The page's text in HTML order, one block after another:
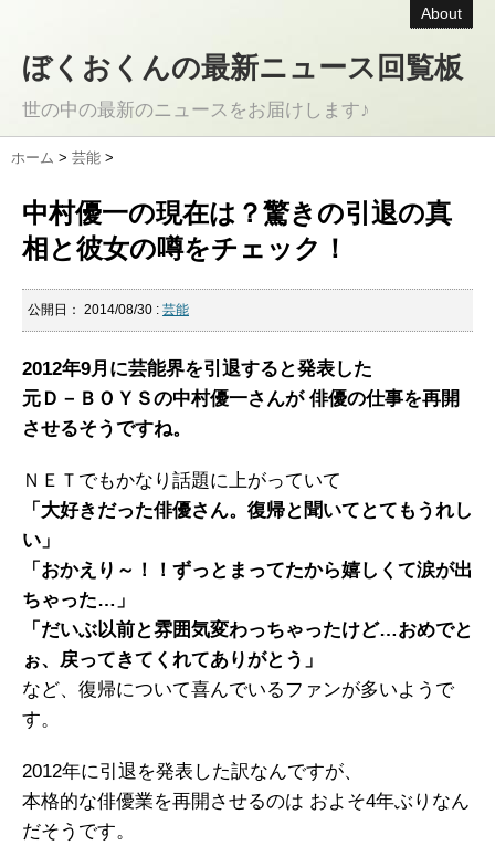
About
ぼくおくんの最新ニュース回覧板
世の中の最新のニュースをお届けします♪
ホーム > 芸能 >
中村優一の現在は？驚きの引退の真
相と彼女の噂をチェック！
公開日： 2014/08/30 : 芸能
2012年9月に芸能界を引退すると発表した
元Ｄ－ＢＯＹＳの中村優一さんが 俳優の仕事を再開
させるそうですね。
ＮＥＴでもかなり話題に上がっていて
「大好きだった俳優さん。復帰と聞いてとてもうれし
い」
「おかえり～！！ずっとまってたから嬉しくて涙が出
ちゃった…」
「だいぶ以前と雰囲気変わっちゃったけど…おめでと
ぉ、戻ってきてくれてありがとう」
など、復帰について喜んでいるファンが多いようで
す。
2012年に引退を発表した訳なんですが、
本格的な俳優業を再開させるのは およそ4年ぶりなん
だそうです。